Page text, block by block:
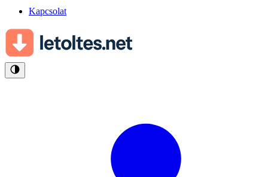
Kapcsolat